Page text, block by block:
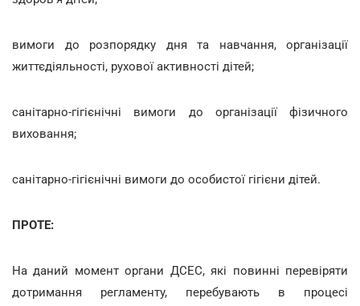
вимоги до розпорядку дня та навчання, організації
життєдіяльності, рухової активності дітей;
санітарно-гігієнічні вимоги до організації фізичного
виховання;
санітарно-гігієнічні вимоги до особистої гігієни дітей.
ПРОТЕ:
На даний момент органи ДСЕС, які повинні перевіряти
дотримання регламенту, перебувають в процесі